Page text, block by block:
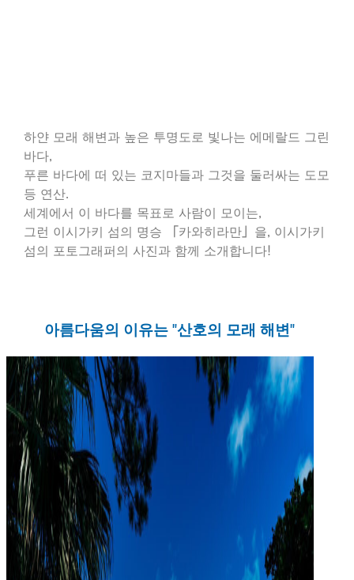
하얀 모래 해변과 높은 투명도로 빛나는 에메랄드 그린
바다,
푸른 바다에 떠 있는 코지마들과 그것을 둘러싸는 도모
등 연산.
세계에서 이 바다를 목표로 사람이 모이는,
그런 이시가키 섬의 명승 「카와히라만」을, 이시가키
섬의 포토그래퍼의 사진과 함께 소개합니다!
아름다움의 이유는 "산호의 모래 해변"